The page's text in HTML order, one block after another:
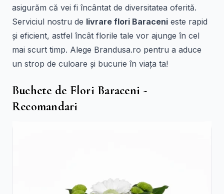
asigurăm că vei fi încântat de diversitatea oferită.
Serviciul nostru de livrare flori Baraceni este rapid
și eficient, astfel încât florile tale vor ajunge în cel
mai scurt timp. Alege Brandusa.ro pentru a aduce
un strop de culoare și bucurie în viața ta!
Buchete de Flori Baraceni -
Recomandari